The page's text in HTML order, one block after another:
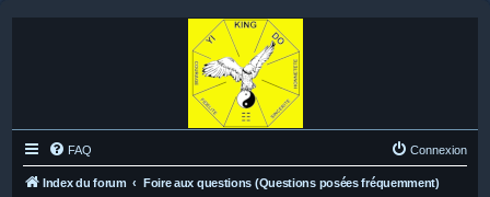
FAQ Connexion
Index du forum Foire aux questions (Questions posées fréquemment)